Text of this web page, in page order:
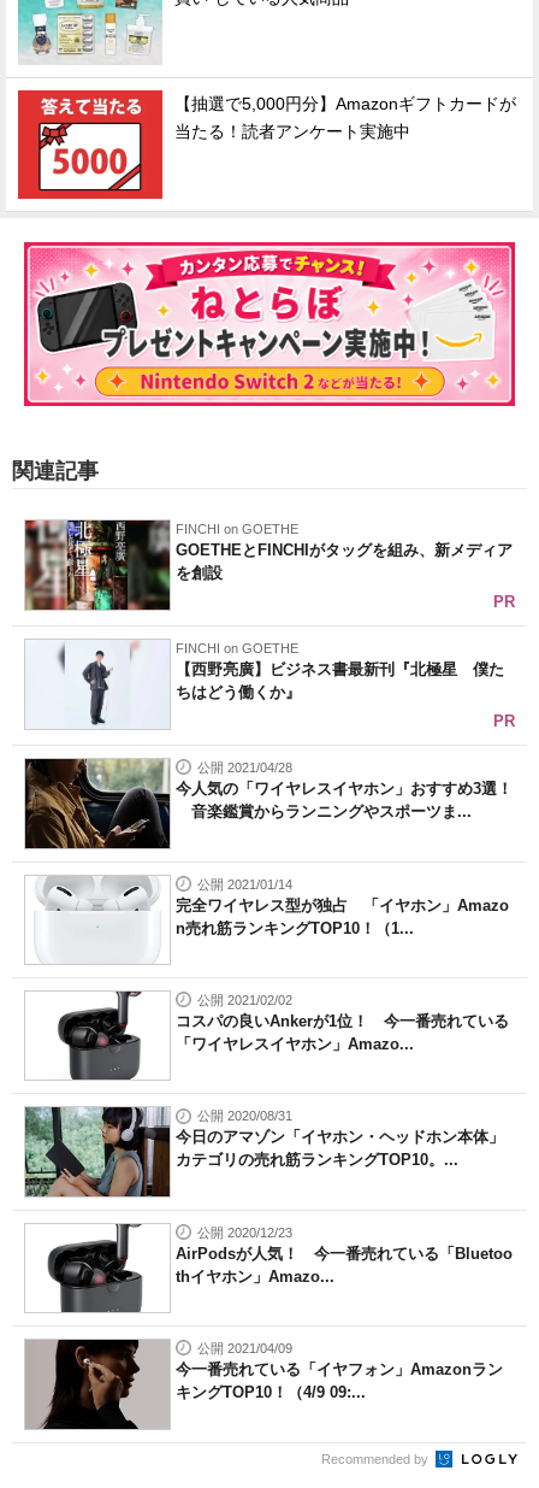
【抽選で5,000円分】Amazonギフトカードが
当たる！読者アンケート実施中
関連記事
FINCHI on GOETHE
GOETHEとFINCHIがタッグを組み、新メディア
を創設
PR
FINCHI on GOETHE
【西野亮廣】ビジネス書最新刊『北極星 僕た
ちはどう働くか』
PR
公開 2021/04/28
今人気の「ワイヤレスイヤホン」おすすめ3選！
音楽鑑賞からランニングやスポーツま...
公開 2021/01/14
完全ワイヤレス型が独占 「イヤホン」Amazo
n売れ筋ランキングTOP10！（1...
公開 2021/02/02
コスパの良いAnkerが1位！ 今一番売れている
「ワイヤレスイヤホン」Amazo...
公開 2020/08/31
今日のアマゾン「イヤホン・ヘッドホン本体」
カテゴリの売れ筋ランキングTOP10。...
公開 2020/12/23
AirPodsが人気！ 今一番売れている「Bluetoo
thイヤホン」Amazo...
公開 2021/04/09
今一番売れている「イヤフォン」Amazonラン
キングTOP10！（4/9 09:...
Recommended by